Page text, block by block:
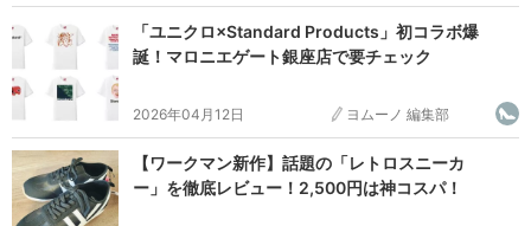
「ユニクロ×Standard Products」初コラボ爆
誕！マロニエゲート銀座店で要チェック
2026年04月12日 ヨムーノ 編集部
【ワークマン新作】話題の「レトロスニーカ
ー」を徹底レビュー！2,500円は神コスパ！